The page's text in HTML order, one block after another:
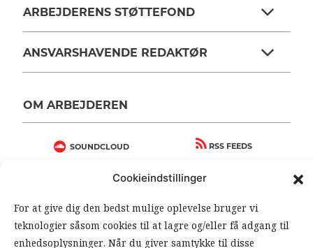
Cookieindstillinger
For at give dig den bedst mulige oplevelse bruger vi
teknologier såsom cookies til at lagre og/eller få adgang til
enhedsoplysninger. Når du giver samtykke til disse
ARBEJDERENS STØTTEFOND
ANSVARSHAVENDE REDAKTØR
OM ARBEJDEREN
SOUNDCLOUD RSS FEEDS
| |